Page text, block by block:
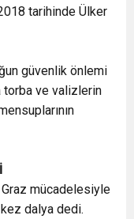
tarihinde Ülker
güvenlik önlemi
torba ve valizlerin
Graz mücadelesiyle
dalya dedi.